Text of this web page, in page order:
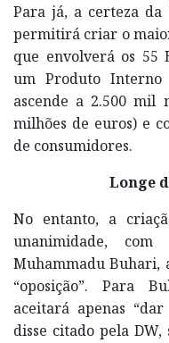
Para já, a certeza da
permitirá criar o
que envolverá os 55
um Produto Interno
ascende a 2.500 mil
milhões de euros) e
de consumidores.
Longe
No entanto, a
unanimidade,
Muhammadu Buhari,
“oposição”. Para
aceitará apenas
disse citado pela